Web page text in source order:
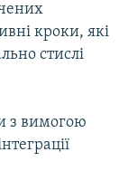
кроки, які
стислі
з вимогою